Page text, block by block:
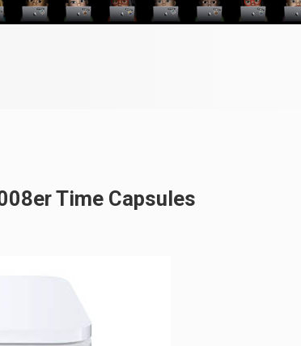
Time Capsules